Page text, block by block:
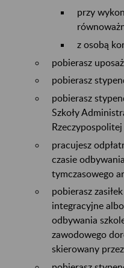
przy
z osobą
pobierasz
pobierasz
pobierasz
Szkoły
Rzeczypospolitej
pracujesz
czasie
tymczasowego
pobierasz
integracyjne
odbywania
zawodowego
skierowany